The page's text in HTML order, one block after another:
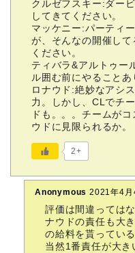
クルゼフスキー:ダー
してきてください。
マッケニー:パーティ
が、そんなの開催し
ください。
ティバラ&アルトゥー
ル囲む前にやることあ
ロナウド:絶妙なアシ
力。しかし、CLでチ
ドも。。。チームが
ウドに見限られるか。
2+
Anonymous 2021年4
評価は間違っては
ナウドの責任も大
の給料を貰ってい
当然1番責任が大